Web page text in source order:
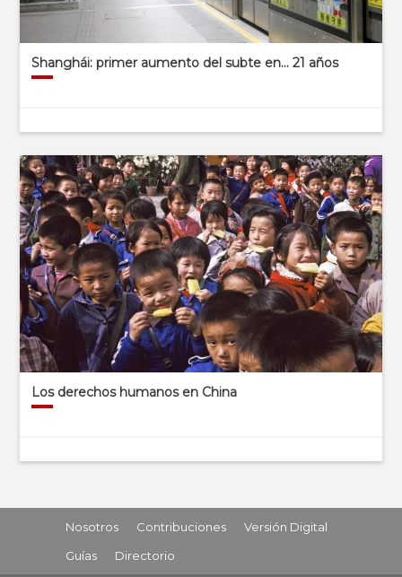
Shanghái: primer aumento del subte en… 21 años
Los derechos humanos en China
Nosotros Contribuciones
Versión Digital
Guías
Directorio